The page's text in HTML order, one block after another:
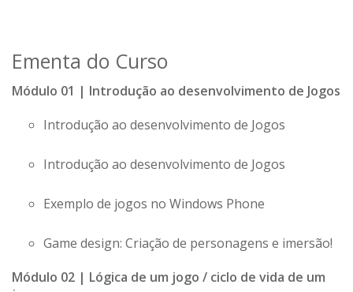
Ementa do Curso
Módulo 01 | Introdução ao desenvolvimento de Jogos
Introdução ao desenvolvimento de Jogos
Introdução ao desenvolvimento de Jogos
Exemplo de jogos no Windows Phone
Game design: Criação de personagens e imersão!
Módulo 02 | Lógica de um jogo / ciclo de vida de um